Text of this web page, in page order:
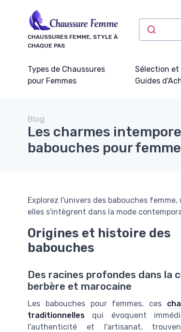
CHAUSSURES FEMME, STYLE À
CHAQUE PAS
Types de Chaussures
pour Femmes
Sélection et
Guides
Blog
Les charmes
babouches pour
Explorez l'univers des babouches
elles s'intègrent dans la mode
Origines et histoire des
babouches
Des racines profondes dans la
berbère et marocaine
Les babouches pour femmes, ces
traditionnelles qui évoquent
l'authenticité et l'artisanat,